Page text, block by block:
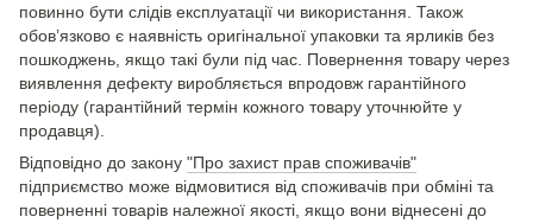
повинно бути слідів експлуатації чи використання. Також
обов’язково є наявність оригінальної упаковки та ярликів без
пошкоджень, якщо такі були під час. Повернення товару через
виявлення дефекту виробляється впродовж гарантійного
періоду (гарантійний термін кожного товару уточнюйте у
продавця).
Відповідно до закону "Про захист прав споживачів"
підприємство може відмовитися від споживачів при обміні та
поверненні товарів належної якості, якщо вони віднесені до